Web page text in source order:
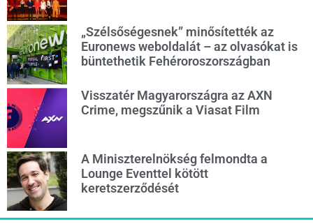
„Szélsőségesnek” minősítették az
Euronews weboldalát – az olvasókat is
büntethetik Fehéroroszországban
Visszatér Magyarországra az AXN
Crime, megszűnik a Viasat Film
A Miniszterelnökség felmondta a
Lounge Eventtel kötött
keretszerződését